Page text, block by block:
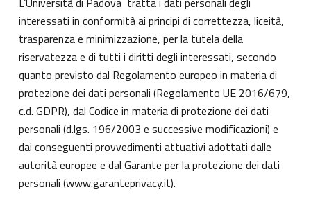
interessati in conformità ai principi di correttezza, liceità,
trasparenza e minimizzazione, per la tutela della
riservatezza e di tutti i diritti degli interessati, secondo
quanto previsto dal Regolamento europeo in materia di
protezione dei dati personali (Regolamento UE 2016/679,
c.d. GDPR), dal Codice in materia di protezione dei dati
personali (d.lgs. 196/2003 e successive modificazioni) e
dai conseguenti provvedimenti attuativi adottati dalle
autorità europee e dal Garante per la protezione dei dati
personali (www.garanteprivacy.it).